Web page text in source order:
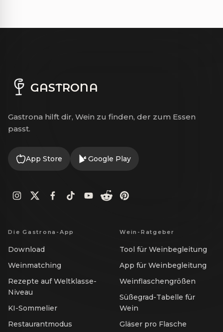
GASTRONA
Gastrona hilft dir, Wein zu finden, der zum Essen
passt.
App Store Google Play
Die Gastrona-App
Download
Weinmatching
Rezepte auf Weltklasse-
Niveau
KI-Sommelier
Restaurantmodus
Wein-Ratgeber
Tool für Weinbegleitung
App für Weinbegleitung
Weinflaschengrößen
Süßegrad-Tabelle für
Wein
Gläser pro Flasche